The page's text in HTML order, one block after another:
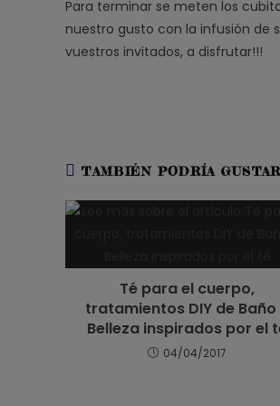
Para terminar se meten los
nuestro gusto con la infusión de
vuestros invitados, a disfrutar!!!
TAMBIÉN PODRÍA
Té para el cuerpo,
tratamientos DIY de Baño
Belleza inspirados por el
04/04/2017